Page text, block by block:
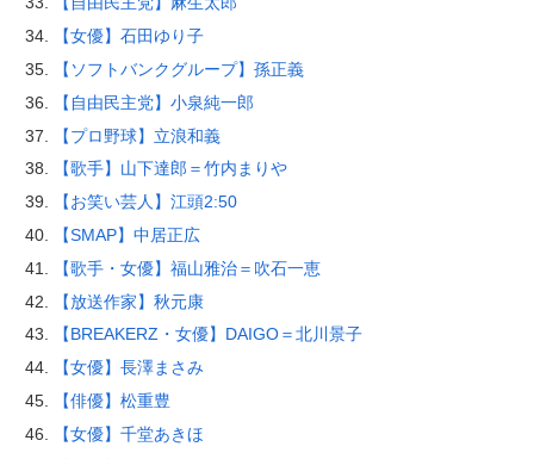
【女優】石田ゆり子
【ソフトバンクグループ】孫正義
【自由民主党】小泉純一郎
【プロ野球】立浪和義
【歌手】山下達郎＝竹内まりや
【お笑い芸人】江頭2:50
【SMAP】中居正広
【歌手・女優】福山雅治＝吹石一恵
【放送作家】秋元康
【BREAKERZ・女優】DAIGO＝北川景子
【女優】長澤まさみ
【俳優】松重豊
【女優】千堂あきほ